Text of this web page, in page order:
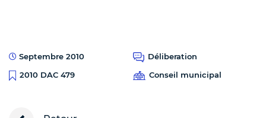
Septembre 2010
Déliberation
2010 DAC 479
Conseil municipal